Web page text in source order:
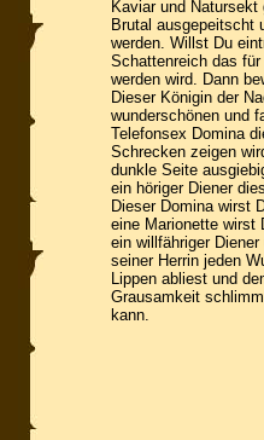
Kaviar und Natursekt
Brutal ausgepeitscht
werden. Willst Du
Schattenreich das
werden wird. Dann
Dieser Königin der
wunderschönen und
Telefonsex Domina
Schrecken zeigen
dunkle Seite
ein höriger Diener
Dieser Domina wirst
eine Marionette wirst
ein willfähriger
seiner Herrin jeden
Lippen abliest und
Grausamkeit
kann.